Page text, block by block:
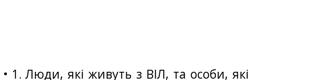
• 1. Люди, які живуть з ВІЛ, та особи, які